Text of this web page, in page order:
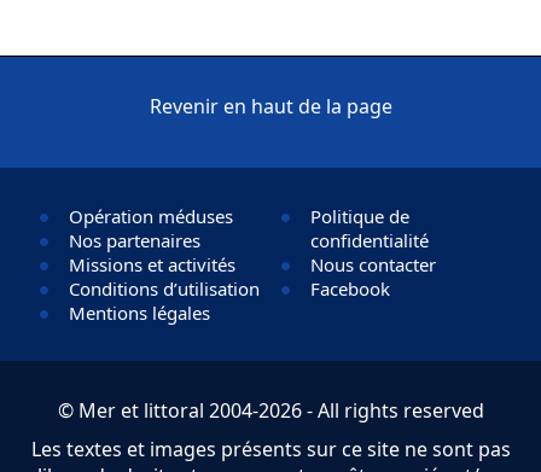
Revenir en haut de la page
Opération méduses
Nos partenaires
Missions et activités
Conditions d’utilisation
Mentions légales
Politique de
confidentialité
Nous contacter
Facebook
© Mer et littoral 2004-2026 - All rights reserved
Les textes et images présents sur ce site ne sont pas